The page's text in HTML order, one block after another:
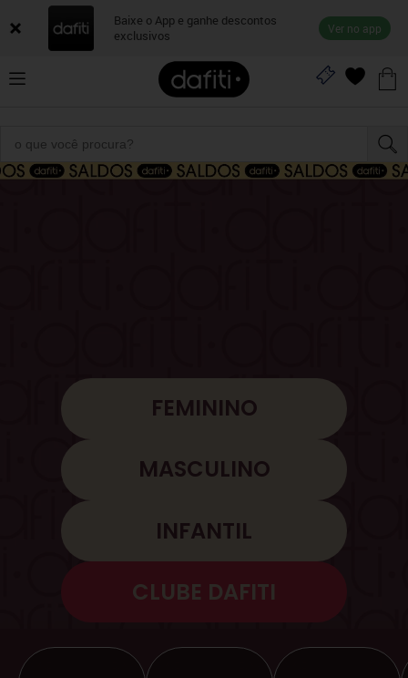
Baixe o App e ganhe descontos
exclusivos
Ver no app
FEMININO
MASCULINO
INFANTIL
CLUBE DAFITI